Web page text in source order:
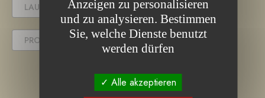
LAUFENDES PROJEKT
PROJEKT ABGESCHLOSSEN
Anzeigen zu personalisieren
und zu analysieren. Bestimmen
Sie, welche Dienste benutzt
werden dürfen
Alle akzeptieren